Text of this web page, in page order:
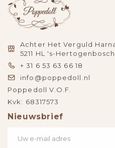
Achter Het Verguld
5211 HL 's-Hertogenbosch
+ 31 6 53 63 66 18
info@poppedoll.nl
Poppedoll V.O.F.
Kvk: 68317573
Nieuwsbrief